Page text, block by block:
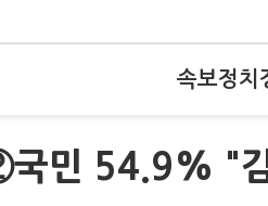
속보정치
국민 54.9% "